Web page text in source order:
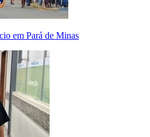
em Pará de Minas